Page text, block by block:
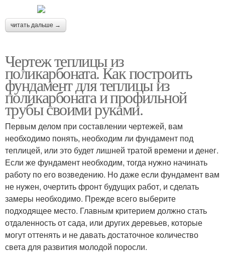
читать дальше →
Чертеж теплицы из
поликарбоната. Как построить
фундамент для теплицы из
поликарбоната и профильной
трубы своими руками.
Первым делом при составлении чертежей, вам
необходимо понять, необходим ли фундамент под
теплицей, или это будет лишней тратой времени и денег.
Если же фундамент необходим, тогда нужно начинать
работу по его возведению. Но даже если фундамент вам
не нужен, очертить фронт будущих работ, и сделать
замеры необходимо. Прежде всего выберите
подходящее место. Главным критерием должно стать
отдаленность от сада, или других деревьев, которые
могут оттенять и не давать достаточное количество
света для развития молодой поросли.